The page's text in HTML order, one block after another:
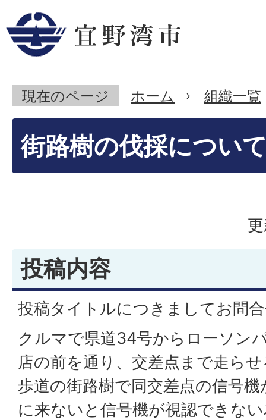
現在のページ ホーム 組織一覧
街路樹の伐採につい
投稿内容
投稿タイトルにつきましてお問
クルマで県道34号からローソン
店の前を通り、交差点まで走ら
歩道の街路樹で同交差点の信号
に来ないと信号機が視認できな